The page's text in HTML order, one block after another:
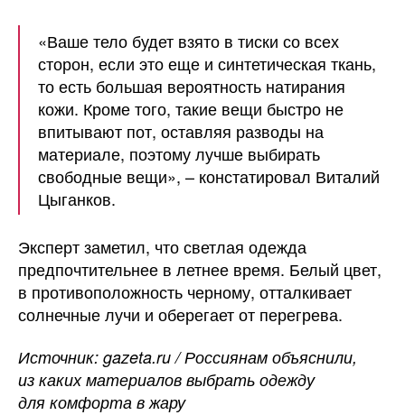
«Ваше тело будет взято в тиски со всех
сторон, если это еще и синтетическая ткань,
то есть большая вероятность натирания
кожи. Кроме того, такие вещи быстро не
впитывают пот, оставляя разводы на
материале, поэтому лучше выбирать
свободные вещи», – констатировал Виталий
Цыганков.
Эксперт заметил, что светлая одежда
предпочтительнее в летнее время. Белый цвет,
в противоположность черному, отталкивает
солнечные лучи и оберегает от перегрева.
Источник: gazeta.ru / Россиянам объяснили,
из каких материалов выбрать одежду
для комфорта в жару